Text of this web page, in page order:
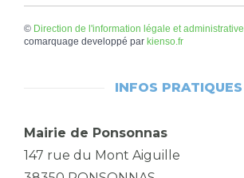
© Direction de l'information légale et administrative
comarquage developpé par kienso.fr
INFOS PRATIQUES
Mairie de Ponsonnas
147 rue du Mont Aiguille